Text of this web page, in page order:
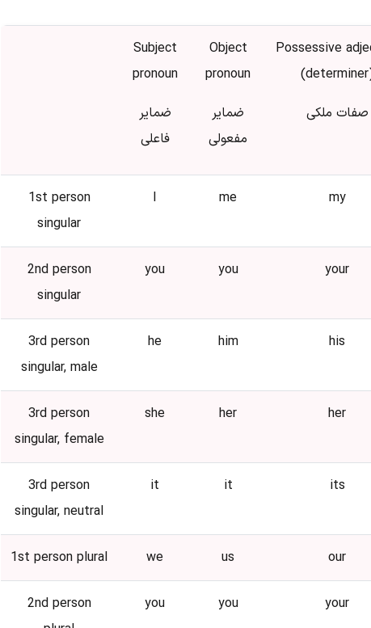
Subject
pronoun
ضمایر
فاعلی
Object
pronoun
ضمایر
مفعولی
Possessive
صفات ملکی
1st person
singular
I me my
2nd person
singular
you you your
3rd person
singular, male
he him his
3rd person
singular, female
she her her
3rd person
singular, neutral
it it its
1st person plural we us our
2nd person
you you your